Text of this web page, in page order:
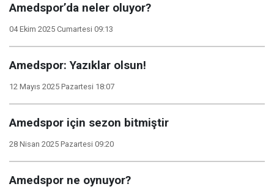
Amedspor’da neler oluyor?
04 Ekim 2025 Cumartesi 09:13
Amedspor: Yazıklar olsun!
12 Mayıs 2025 Pazartesi 18:07
Amedspor için sezon bitmiştir
28 Nisan 2025 Pazartesi 09:20
Amedspor ne oynuyor?